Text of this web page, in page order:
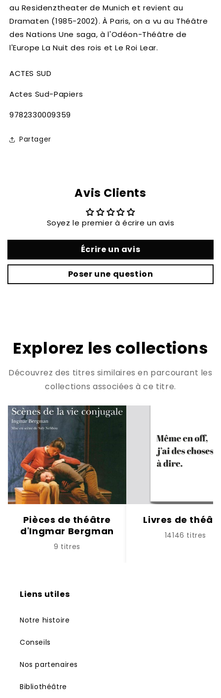
au Residenztheater de Munich et revient au
Dramaten (1985-2002). À Paris, on a vu au Théâtre
des Nations Une saga, à l'Odéon-Théâtre de
l'Europe La Nuit des rois et Le Roi Lear.
ACTES SUD
Actes Sud-Papiers
SKU:
9782330009359
Partager
Avis Clients
Soyez le premier à écrire un avis
Écrire un avis
Poser une question
Explorez les collections
Découvrez des titres similaires en parcourant les
collections associées à ce titre.
Pièces de théâtre
d'Ingmar Bergman
9 titres
Livres de
14146 titres
Liens utiles
Notre histoire
Conseils
Nos partenaires
Bibliothéâtre